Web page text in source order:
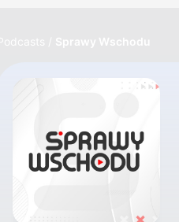
Podcasts Sprawy Wschodu